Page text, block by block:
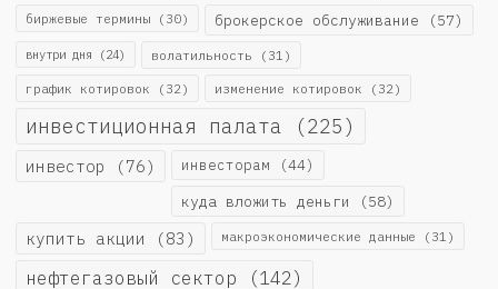
биржевые термины (30) брокерское обслуживание (57)
внутри дня (24) волатильность (31)
график котировок (32) изменение котировок (32)
инвестиционная палата (225)
инвестор (76) инвесторам (44)
куда вложить деньги (58)
купить акции (83) макроэкономические данные (31)
нефтегазовый сектор (142)